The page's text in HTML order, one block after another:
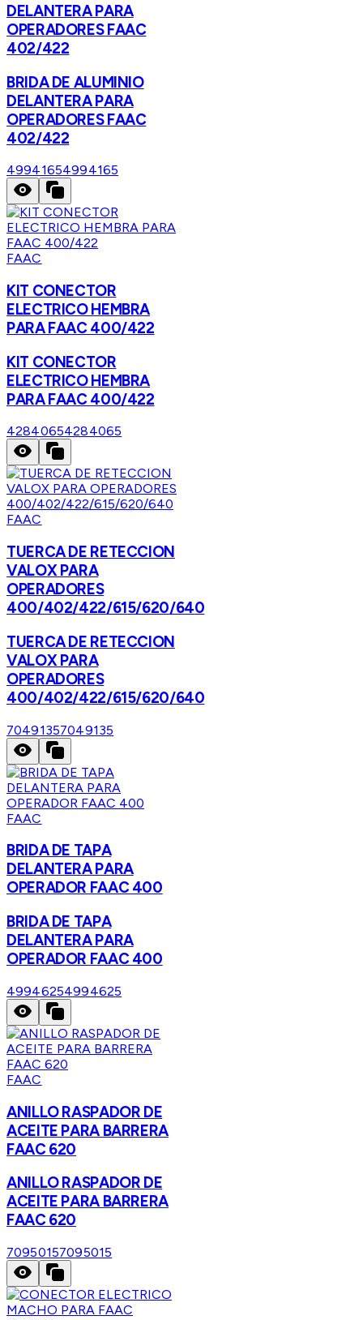
DELANTERA PARA
OPERADORES FAAC
402/422
BRIDA DE ALUMINIO
DELANTERA PARA
OPERADORES FAAC
402/422
49941654994165
FAAC
KIT CONECTOR
ELECTRICO HEMBRA
PARA FAAC 400/422
KIT CONECTOR
ELECTRICO HEMBRA
PARA FAAC 400/422
42840654284065
FAAC
TUERCA DE RETECCION
VALOX PARA
OPERADORES
400/402/422/615/620/640
TUERCA DE RETECCION
VALOX PARA
OPERADORES
400/402/422/615/620/640
70491357049135
FAAC
BRIDA DE TAPA
DELANTERA PARA
OPERADOR FAAC 400
BRIDA DE TAPA
DELANTERA PARA
OPERADOR FAAC 400
49946254994625
FAAC
ANILLO RASPADOR DE
ACEITE PARA BARRERA
FAAC 620
ANILLO RASPADOR DE
ACEITE PARA BARRERA
FAAC 620
70950157095015